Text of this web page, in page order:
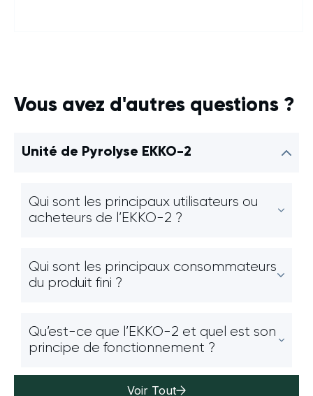
Vous avez d'autres questions ?
Unité de Pyrolyse EKKO-2
Qui sont les principaux utilisateurs ou
acheteurs de l’EKKO-2 ?
Qui sont les principaux consommateurs
du produit fini ?
Qu’est-ce que l’EKKO-2 et quel est son
principe de fonctionnement ?
Voir Tout